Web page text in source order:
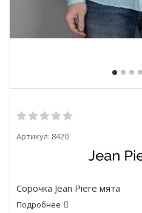
Артикул: 8420
Сорочка Jean Piere мята
Подробнее